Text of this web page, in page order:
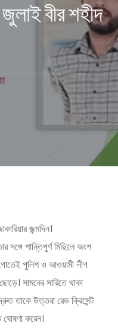
বীর শহীদ
জন্মদিন।
শান্তিপূর্ণ মিছিলে অংশ
এগোতেই পুলিশ ও আওয়ামী লীগ
সামনের সারিতে থাকা
তাকে উত্তরা রেড ক্রিসেন্ট
করেন।